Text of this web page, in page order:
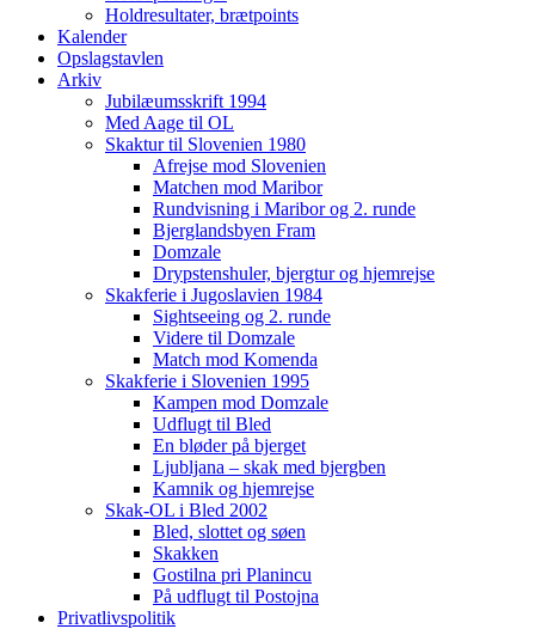
Holdresultater, brætpoints
Kalender
Opslagstavlen
Arkiv
Jubilæumsskrift 1994
Med Aage til OL
Skaktur til Slovenien 1980
Afrejse mod Slovenien
Matchen mod Maribor
Rundvisning i Maribor og 2. runde
Bjerglandsbyen Fram
Domzale
Drypstenshuler, bjergtur og hjemrejse
Skakferie i Jugoslavien 1984
Sightseeing og 2. runde
Videre til Domzale
Match mod Komenda
Skakferie i Slovenien 1995
Kampen mod Domzale
Udflugt til Bled
En bløder på bjerget
Ljubljana – skak med bjergben
Kamnik og hjemrejse
Skak-OL i Bled 2002
Bled, slottet og søen
Skakken
Gostilna pri Planincu
På udflugt til Postojna
Privatlivspolitik